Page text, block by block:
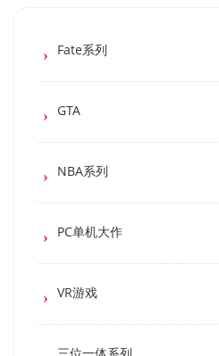
Fate系列
GTA
NBA系列
PC单机大作
VR游戏
三位一体系列